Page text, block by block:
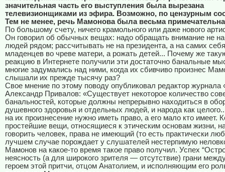
значительная часть его выступления была вырезана
телевизионщиками из эфира. Возможно, по цензурным
Тем не менее, речь Мамонова была весьма
По большому счету, ничего крамольного или даже нового
Он говорил об обычных вещах: надо обращать внимание не на
людей рядом; рассчитывать не на президента, а на самих
младенцев во чреве матери, а рожать детей... Почему же
реакцию в Интернете получили эти достаточно банальные
многие задумались над ними, когда их сбивчиво произнес
слышали их прежде тысячу раз?
Свое мнение по этому поводу опубликовал редактор журнала
Александр Привалов: «Существует некоторое количество
банальностей, которые должны непрерывно находиться в
душевного здоровья и отдельных людей, и народа как
на их произнесение нужно иметь право, а его мало кто имеет.
простейшие вещи, относящиеся к этическим основам жизни,
говорить человек, права не имеющий (то есть практически
лучшем случае порождает у слушателей нестерпимую
Мамонов на какое-то время такое право получил. Успех
неясность (а для широкого зрителя — отсутствие) грани
героем этой притчи, отцом Анатолием, и исполняющим его